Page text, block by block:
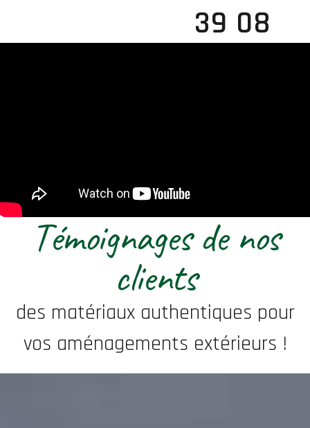
39 08
Témoignages de nos
clients
des matériaux authentiques pour
vos aménagements extérieurs !